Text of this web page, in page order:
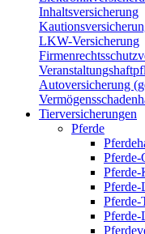
Inhaltsversicherung
LKW-Versicherung
Autoversicherung
Tierversicherungen
Pferde
Pferde-
Pferde-
Pferde-
Pferde-
Pferde-